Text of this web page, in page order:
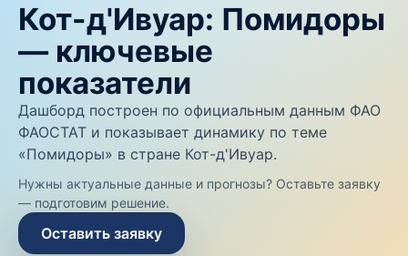
Кот-д'Ивуар: Помидоры
— ключевые
показатели
Дашборд построен по официальным данным ФАО
ФАОСТАТ и показывает динамику по теме
«Помидоры» в стране Кот-д'Ивуар.
Нужны актуальные данные и прогнозы? Оставьте заявку
— подготовим решение.
Оставить заявку